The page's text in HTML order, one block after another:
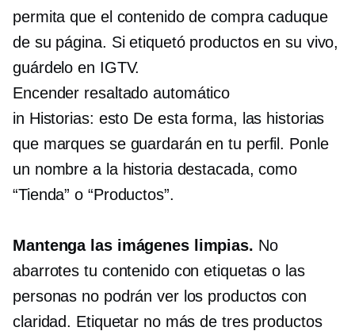
permita que el contenido de compra caduque
de su página. Si etiquetó productos en su vivo,
guárdelo en IGTV.
Encender resaltado automático
in Historias: esto De esta forma, las historias
que marques se guardarán en tu perfil. Ponle
un nombre a la historia destacada, como
“Tienda” o “Productos”.
Mantenga las imágenes limpias. No
abarrotes tu contenido con etiquetas o las
personas no podrán ver los productos con
claridad. Etiquetar no más de tres productos